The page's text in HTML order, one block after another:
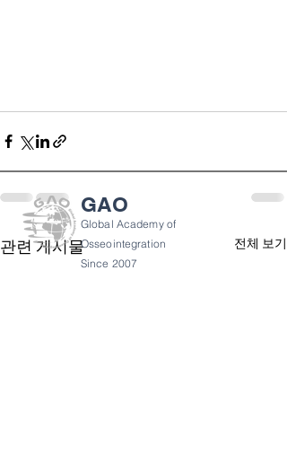
관련 게시물 전체 보기
GAO
Global Academy of
Osseointegration
Since 2007